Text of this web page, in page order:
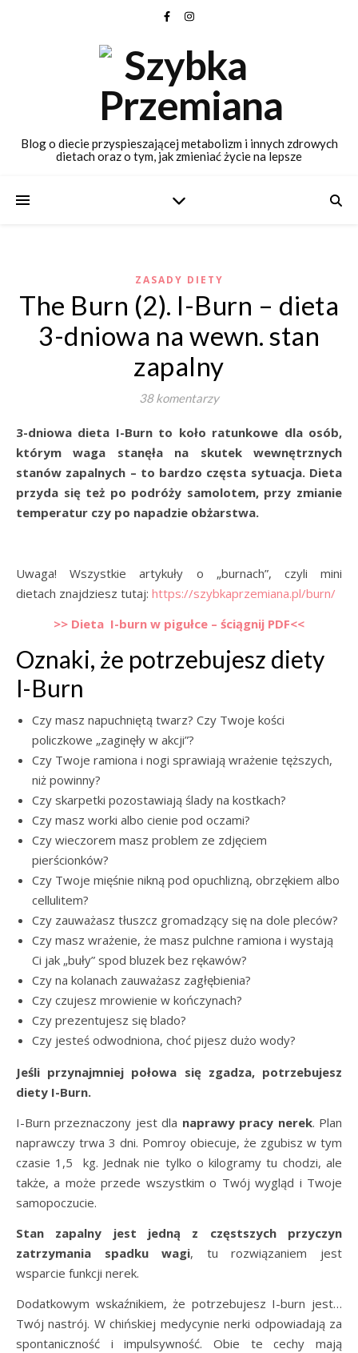
Blog o diecie przyspieszającej metabolizm i innych zdrowych
dietach oraz o tym, jak zmieniać życie na lepsze
ZASADY DIETY
The Burn (2). I-Burn – dieta
3-dniowa na wewn. stan
zapalny
38 komentarzy
3-dniowa dieta I-Burn to koło ratunkowe dla osób,
którym waga stanęła na skutek wewnętrznych
stanów zapalnych – to bardzo częsta sytuacja. Dieta
przyda się też po podróży samolotem, przy zmianie
temperatur czy po napadzie obżarstwa.
Uwaga! Wszystkie artykuły o „burnach”, czyli mini
dietach znajdziesz tutaj: https://szybkaprzemiana.pl/burn/
>> Dieta I-burn w pigułce – ściągnij PDF<<
Oznaki, że potrzebujesz diety
I-Burn
Czy masz napuchniętą twarz? Czy Twoje kości
policzkowe „zaginęły w akcji”?
Czy Twoje ramiona i nogi sprawiają wrażenie tęższych,
niż powinny?
Czy skarpetki pozostawiają ślady na kostkach?
Czy masz worki albo cienie pod oczami?
Czy wieczorem masz problem ze zdjęciem
pierścionków?
Czy Twoje mięśnie nikną pod opuchlizną, obrzękiem albo
cellulitem?
Czy zauważasz tłuszcz gromadzący się na dole pleców?
Czy masz wrażenie, że masz pulchne ramiona i wystają
Ci jak „buły” spod bluzek bez rękawów?
Czy na kolanach zauważasz zagłębienia?
Czy czujesz mrowienie w kończynach?
Czy prezentujesz się blado?
Czy jesteś odwodniona, choć pijesz dużo wody?
Jeśli przynajmniej połowa się zgadza, potrzebujesz
diety I-Burn.
I-Burn przeznaczony jest dla naprawy pracy nerek. Plan
naprawczy trwa 3 dni. Pomroy obiecuje, że zgubisz w tym
czasie 1,5 kg. Jednak nie tylko o kilogramy tu chodzi, ale
także, a może przede wszystkim o Twój wygląd i Twoje
samopoczucie.
Stan zapalny jest jedną z częstszych przyczyn
zatrzymania spadku wagi, tu rozwiązaniem jest
wsparcie funkcji nerek.
Dodatkowym wskaźnikiem, że potrzebujesz I-burn jest…
Twój nastrój. W chińskiej medycynie nerki odpowiadają za
spontaniczność i impulsywność. Obie te cechy mają